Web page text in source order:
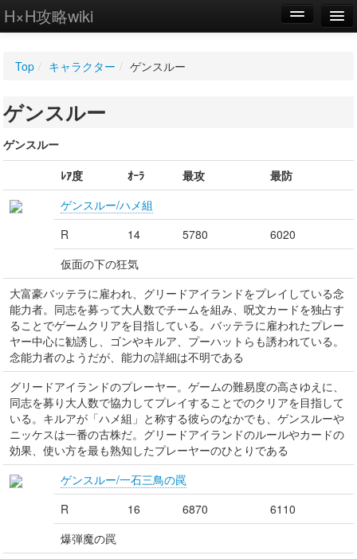
H×H攻略wiki
WIKI
設定
Top / キャラクター / ゲンスルー
ゲンスルー
ゲンスルー
ﾚｱ度
ｵｰﾗ 最攻
最防
ゲンスルー/ハメ組
R
14 5780
6020
仮面の下の狂気
大富豪バッテラに雇われ、グリードアイランドをプレイしている念
能力者。同志を募って大人数でチームを組み、呪文カードを独占す
ることでゲームクリアを目指している。バッテラに雇われたプレー
ヤー中心に勧誘し、ゴンやキルア、プーハットらも誘われている。
念能力者のようだが、能力の詳細は不明である
グリードアイランドのプレーヤー。ゲームの難易度の高さゆえに、
同志を募り大人数で協力してプレイすることでのクリアを目指して
いる。キルアが「ハメ組」と称する彼らのなかでも、ゲンスルーや
ニッケスは一番の古株だ。グリードアイランドのルールやカードの
効果、使い方を最も熟知したプレーヤーのひとりである
ゲンスルー/一石三鳥の罠
R
16 6870
6110
爆弾魔の罠